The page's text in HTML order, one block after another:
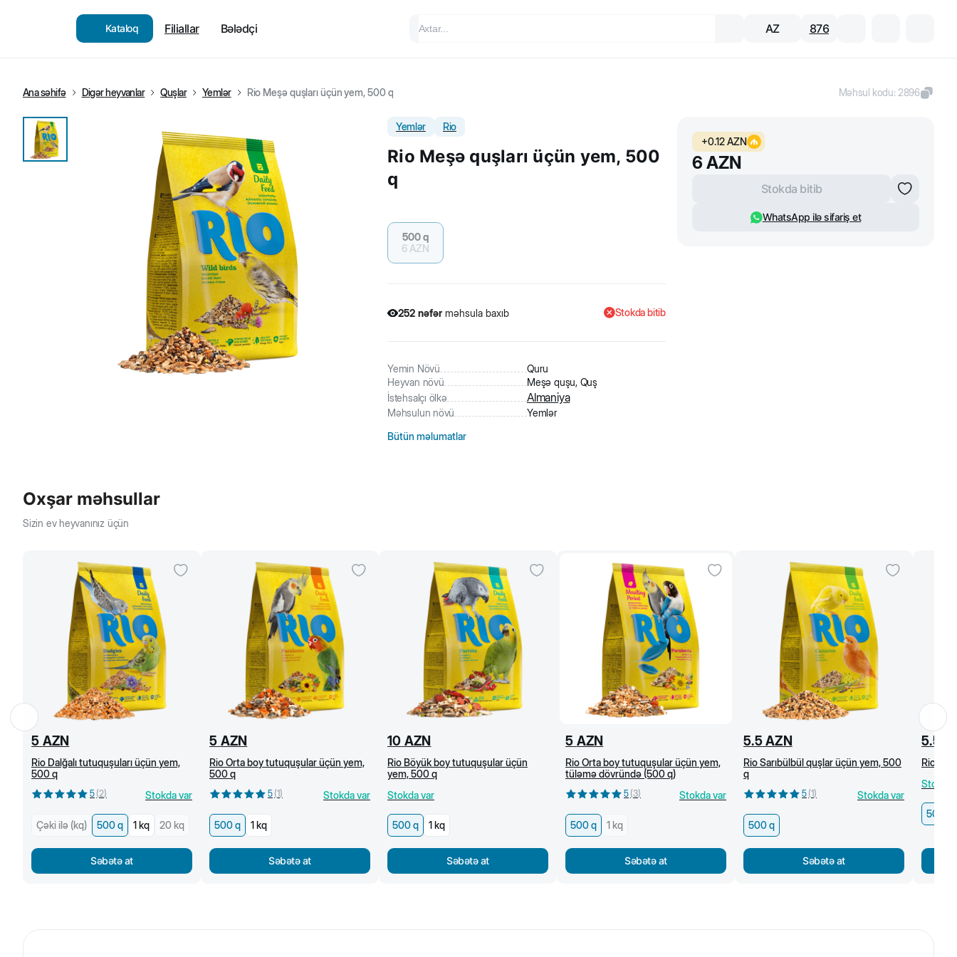
Kataloq Filiallar Bələdçi AZ 876
Ana səhifə Digər heyvanlar Quşlar Yemlər Rio Meşə quşları üçün yem, 500 q Məhsul kodu: 2896
Yemlər Rio
Rio Meşə quşları üçün yem, 500
q
252 nəfər məhsula baxıb Stokda bitib
500 q
6 AZN
Yemin Növü
Quru
Heyvan növü
Meşə quşu, Quş
İstehsalçı ölkə
Almaniya
Məhsulun növü
Yemlər
Bütün məlumatlar
+0.12AZN
6 AZN
Stokda bitib
WhatsApp ilə sifariş et
Oxşar məhsullar
Sizin ev heyvanınız üçün
5 AZN
Rio Dalğalı tutuquşuları üçün yem,
500 q
5 (2) Stokda var
Çəki ilə (kq) 500 q 1 kq 20 kq
Səbətə at
5 AZN
Rio Orta boy tutuquşular üçün yem,
500 q
5 (1) Stokda var
500 q 1 kq
Səbətə at
10 AZN
Rio Böyük boy tutuquşular üçün
yem, 500 q
Stokda var
500 q 1 kq
Səbətə at
5 AZN
Rio Orta boy tutuquşular üçün yem,
tüləmə dövründə (500 q)
5 (3) Stokda var
500 q 1 kq
Səbətə at
5.5 AZN
Rio Sarıbülbül quşlar üçün yem, 500
q
5 (1) Stokda var
500 q
Səbətə at
5.5
Rio
Stokda
500 q